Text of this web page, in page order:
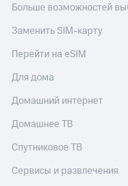
Больше возможностей
Заменить SIM-карту
Перейти на eSIM
Для дома
Домашний интернет
Домашнее ТВ
Спутниковое ТВ
Сервисы и развлечения